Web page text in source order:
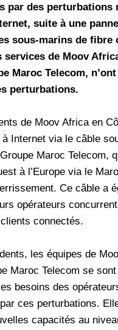
par des perturbations
suite à une
sous-marins de fibre
services de Moov
Maroc Telecom,
perturbations.
de Moov Africa en
Internet via le câble
Maroc Telecom,
à l’Europe via le
Ce câble a
opérateurs
connectés.
les équipes de
Maroc Telecom se
besoins des
ces perturbations.
capacités au